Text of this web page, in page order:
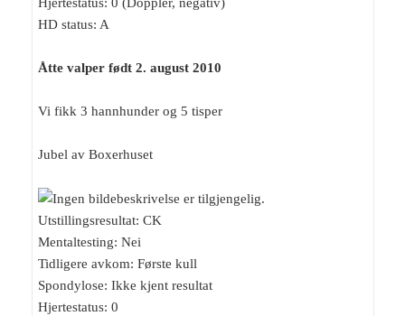
HD status: A
Åtte valper født 2. august 2010
Vi fikk 3 hannhunder og 5 tisper
Jubel av Boxerhuset
Utstillingsresultat: CK
Mentaltesting: Nei
Tidligere avkom: Første kull
Spondylose: Ikke kjent resultat
Hjertestatus: 0